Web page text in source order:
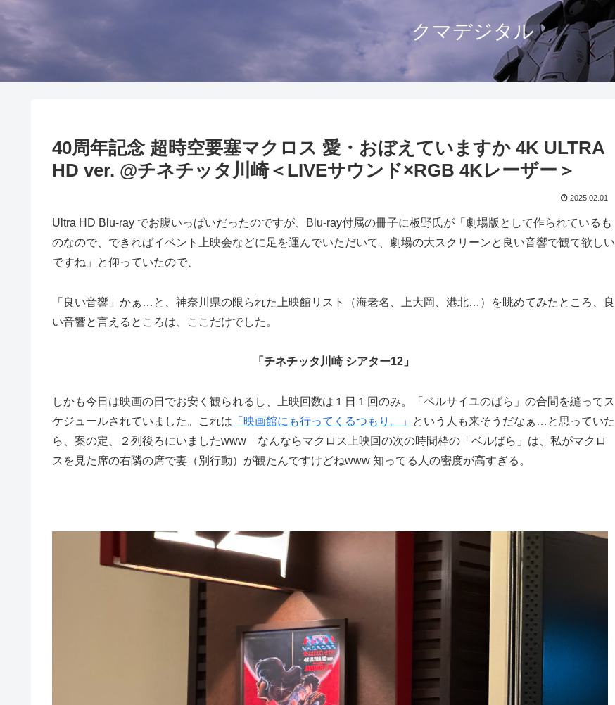
クマデジタル
40周年記念 超時空要塞マクロス 愛・おぼえていますか 4K ULTRA
HD ver. @チネチッタ川崎＜LIVEサウンド×RGB 4Kレーザー＞
2025.02.01
Ultra HD Blu-ray でお腹いっぱいだったのですが、Blu-ray付属の冊子に板野氏が「劇場版として作られているも
のなので、できればイベント上映会などに足を運んでいただいて、劇場の大スクリーンと良い音響で観て欲しい
ですね」と仰っていたので、
「良い音響」かぁ…と、神奈川県の限られた上映館リスト（海老名、上大岡、港北…）を眺めてみたところ、良
い音響と言えるところは、ここだけでした。
「チネチッタ川崎 シアター12」
しかも今日は映画の日でお安く観られるし、上映回数は１日１回のみ。「ベルサイユのばら」の合間を縫ってス
ケジュールされていました。これは 「映画館にも行ってくるつもり。」
という人も来そうだなぁ…と思っていた
ら、案の定、２列後ろにいましたwww なんならマクロス上映回の次の時間枠の「ベルばら」は、私がマクロ
スを見た席の右隣の席で妻（別行動）が観たんですけどねwww 知ってる人の密度が高すぎる。